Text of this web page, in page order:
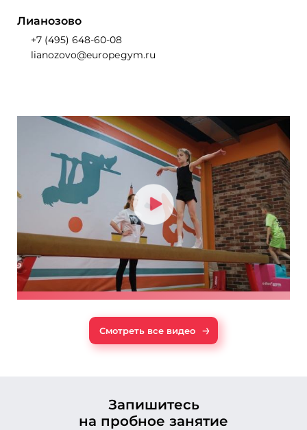
Лианозово
+7 (495) 648-60-08
lianozovo@europеgym.ru
Смотреть все видео →
Запишитесь
на пробное занятие